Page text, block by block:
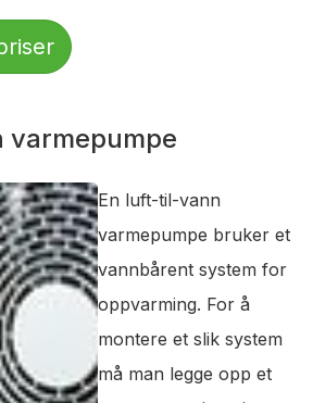
En luft-til-vann
varmepumpe bruker et
vannbårent system for
oppvarming. For å
montere et slik system
må man legge opp et